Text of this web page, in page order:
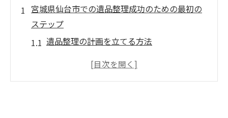
宮城県仙台市での遺品整理成功のための最初の
ステップ
遺品整理の計画を立てる方法
家族とのコミュニケーションの重要性